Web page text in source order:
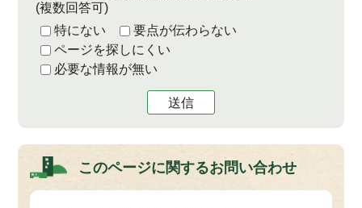
(複数回答可)
特にない
要点が伝わらない
ページを探しにくい
必要な情報が無い
送信
このページに関するお問い合わせ